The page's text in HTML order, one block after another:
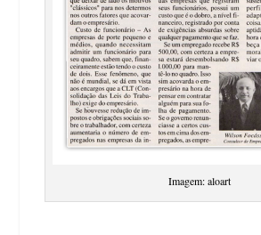
Imagem: aloart